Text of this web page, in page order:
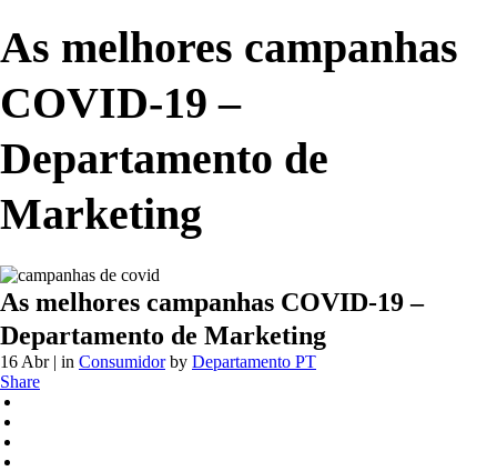
As melhores campanhas
COVID-19 –
Departamento de
Marketing
As melhores campanhas COVID-19 –
Departamento de Marketing
16 Abr| in Consumidor by Departamento PT
Share